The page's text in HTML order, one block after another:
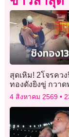
สุดเหิม! 2โจรคว
ทองดังยิงขู่ กวาด
บาท ค่ากว่า 13
4 สิงหาคม 2569